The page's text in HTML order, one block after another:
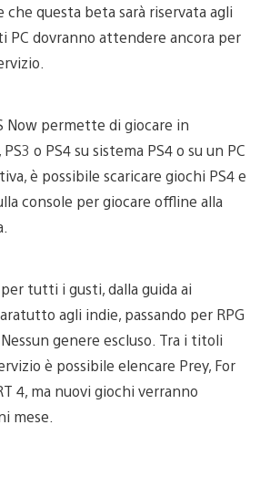
che questa beta sarà riservata agli
PC dovranno attendere ancora per
Now permette di giocare in
o PS4 su sistema PS4 o su un PC
è possibile scaricare giochi PS4 e
console per giocare offline alla
tutti i gusti, dalla guida ai
agli indie, passando per RPG
genere escluso. Tra i titoli
è possibile elencare Prey, For
4, ma nuovi giochi verranno
mese.